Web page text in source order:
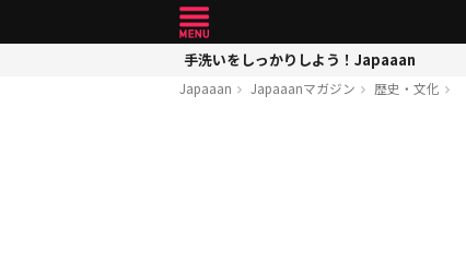
手洗いをしっかりしよう！Japaaan
Japaaan Japaaanマガジン 歴史・文化